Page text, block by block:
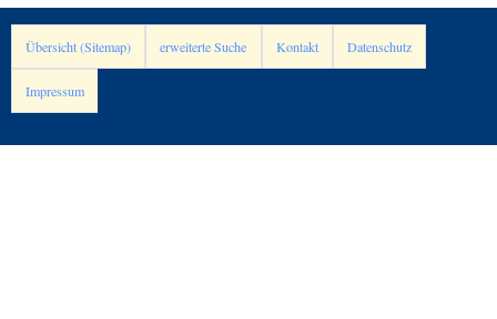
Übersicht (Sitemap) erweiterte Suche Kontakt Datenschutz
Impressum